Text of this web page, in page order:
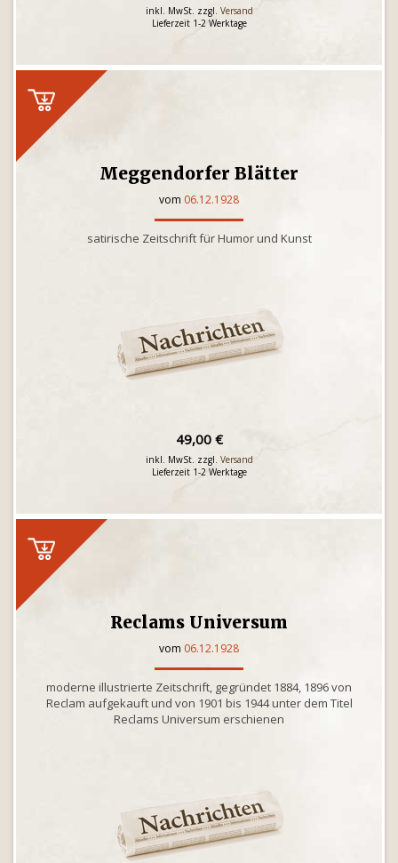
inkl. MwSt. zzgl. Versand
Lieferzeit 1-2 Werktage
Meggendorfer Blätter
vom 06.12.1928
satirische Zeitschrift für Humor und Kunst
49,00 €
inkl. MwSt. zzgl. Versand
Lieferzeit 1-2 Werktage
Reclams Universum
vom 06.12.1928
moderne illustrierte Zeitschrift, gegründet 1884, 1896 von
Reclam aufgekauft und von 1901 bis 1944 unter dem Titel
Reclams Universum erschienen